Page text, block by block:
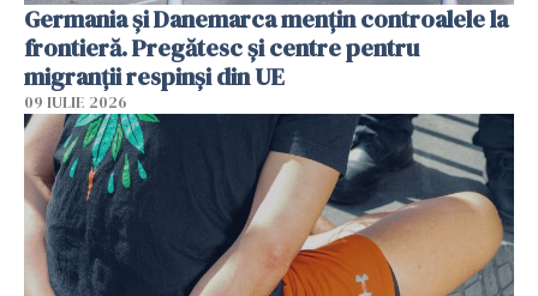
Germania și Danemarca mențin controalele la
frontieră. Pregătesc și centre pentru
migranții respinși din UE
09 IULIE 2026